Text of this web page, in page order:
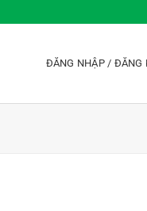
ĐĂNG NHẬP / ĐĂNG